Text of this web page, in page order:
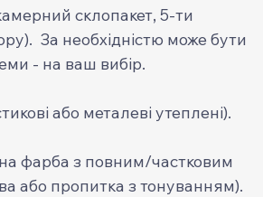
склопакет, 5-ти
За необхідністю може бути
- на ваш вибір.
або металеві утеплені).
фарба з повним/частковим
або пропитка з тонуванням).